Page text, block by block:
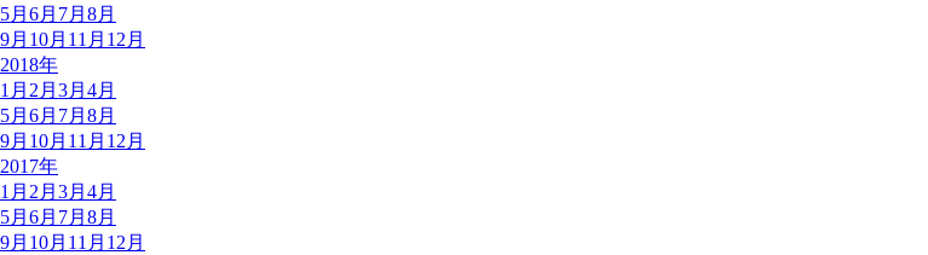
5月 6月 7月 8月
9月 10月 11月 12月
2018年
1月 2月 3月 4月
5月 6月 7月 8月
9月 10月 11月 12月
2017年
1月 2月 3月 4月
5月 6月 7月 8月
9月 10月 11月 12月